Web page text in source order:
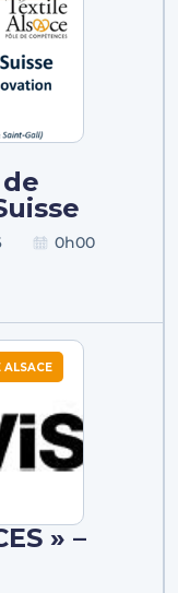
0h00
ALSACE
» –